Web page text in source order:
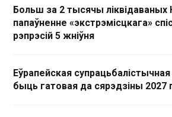
Больш за 2 тысячы ліквідаваных
папаўненне «экстрэмісцкага»
рэпрэсій 5 жніўня
Еўрапейская
быць гатовая да сярэдзіны 2027